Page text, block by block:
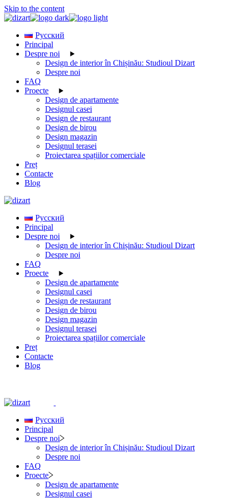
Skip to the content
Русский
Principal
Despre noi
Design de interior în Chișinău: Studioul Dizart
Despre noi
FAQ
Proecte
Design de apartamente
Designul casei
Design de restaurant
Design de birou
Design magazin
Designul terasei
Proiectarea spațiilor comerciale
Preț
Contacte
Blog
Русский
Principal
Despre noi
Design de interior în Chișinău: Studioul Dizart
Despre noi
FAQ
Proecte
Design de apartamente
Designul casei
Design de restaurant
Design de birou
Design magazin
Designul terasei
Proiectarea spațiilor comerciale
Preț
Contacte
Blog
Русский
Principal
Despre noi
Design de interior în Chișinău: Studioul Dizart
Despre noi
FAQ
Proecte
Design de apartamente
Designul casei